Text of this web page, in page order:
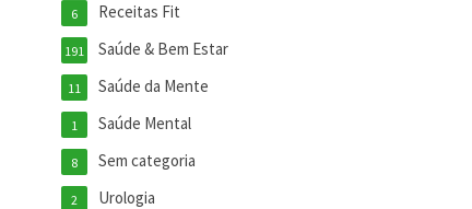
Receitas Fit
6
Saúde & Bem Estar
191
Saúde da Mente
11
Saúde Mental
1
Sem categoria
8
Urologia
2